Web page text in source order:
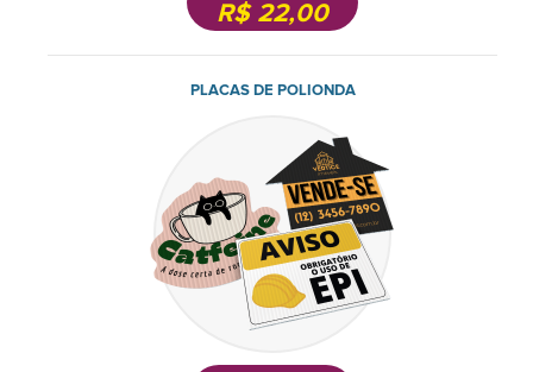
R$ 22,00
PLACAS DE POLIONDA